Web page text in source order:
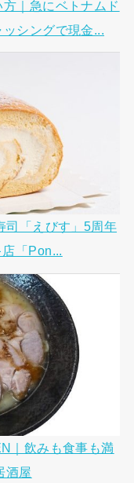
方｜急にベトナムド
シングで現金...
司「えびす」5周年
「Pon...
｜飲みも食事も満
酒屋